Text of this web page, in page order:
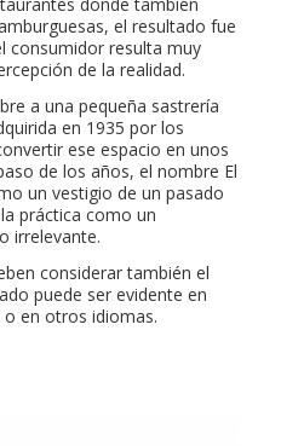
el resultado fue
consumidor resulta muy
de la realidad.
a una pequeña sastrería
en 1935 por los
ese espacio en unos
de los años, el nombre El
un vestigio de un pasado
práctica como un
irrelevante.
considerar también el
puede ser evidente en
en otros idiomas.